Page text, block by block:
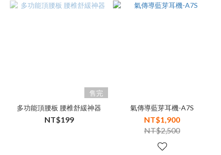
售完
多功能頂腰板 腰椎舒緩神器
NT$199
氣傳導藍芽耳機-A7S
NT$1,900
NT$2,500